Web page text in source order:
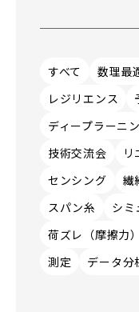
すべて 数理最
レジリエンス
ディープラーニ
技術交流会
センシング
繊
スパン糸
シミ
荷ズレ（摩擦力
測定
データ分